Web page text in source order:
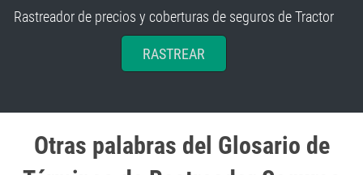
Rastreador de precios y coberturas de seguros de Tractor
RASTREAR
Otras palabras del Glosario de